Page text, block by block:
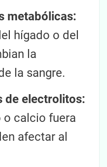
metabólicas:
hígado o del
la
la sangre.
de electrolitos:
o calcio fuera
afectar al